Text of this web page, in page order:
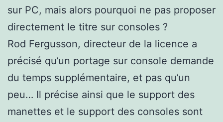
sur PC, mais alors pourquoi ne pas proposer
directement le titre sur consoles ?
Rod Fergusson, directeur de la licence a
précisé qu’un portage sur console demande
du temps supplémentaire, et pas qu’un
peu… Il précise ainsi que le support des
manettes et le support des consoles sont